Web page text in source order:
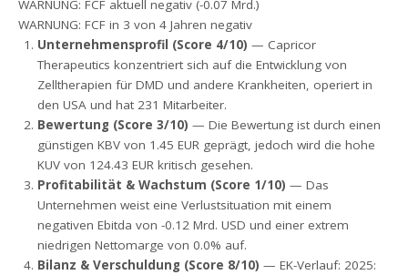
WARNUNG: FCF aktuell negativ (-0.07 Mrd.)
WARNUNG: FCF in 3 von 4 Jahren negativ
Unternehmensprofil (Score 4/10) — Capricor
Therapeutics konzentriert sich auf die Entwicklung von
Zelltherapien für DMD und andere Krankheiten, operiert in
den USA und hat 231 Mitarbeiter.
Bewertung (Score 3/10) — Die Bewertung ist durch einen
günstigen KBV von 1.45 EUR geprägt, jedoch wird die hohe
KUV von 124.43 EUR kritisch gesehen.
Profitabilität & Wachstum (Score 1/10) — Das
Unternehmen weist eine Verlustsituation mit einem
negativen Ebitda von -0.12 Mrd. USD und einer extrem
niedrigen Nettomarge von 0.0% auf.
Bilanz & Verschuldung (Score 8/10) — EK-Verlauf: 2025: